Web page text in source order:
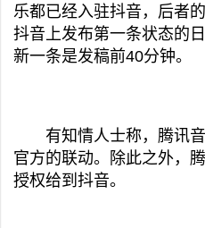
乐都已经入驻抖音，后者
抖音上发布第一条状态的
新一条是发稿前40分钟。
有知情人士称，腾讯音
官方的联动。除此之外，
授权给到抖音。